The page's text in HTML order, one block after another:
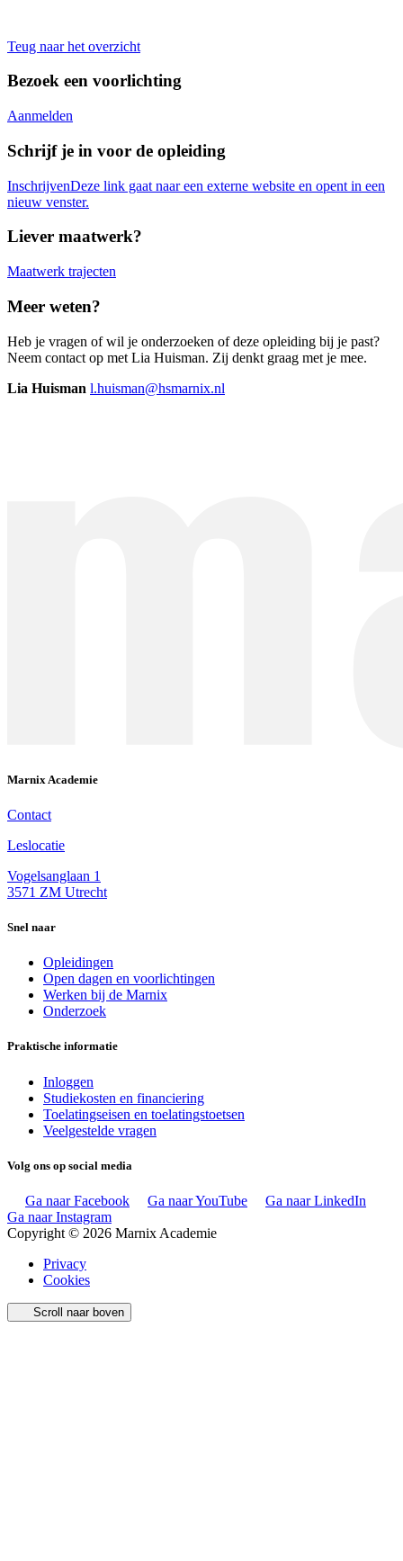
Teug naar het overzicht
Bezoek een voorlichting
Aanmelden
Schrijf je in voor de opleiding
InschrijvenDeze link gaat naar een externe website en opent in een
nieuw venster.
Liever maatwerk?
Maatwerk trajecten
Meer weten?
Heb je vragen of wil je onderzoeken of deze opleiding bij je past?
Neem contact op met Lia Huisman. Zij denkt graag met je mee.
Lia Huisman l.huisman@hsmarnix.nl
Marnix Academie
Contact
Leslocatie
Vogelsanglaan 1
3571 ZM Utrecht
Snel naar
Opleidingen
Open dagen en voorlichtingen
Werken bij de Marnix
Onderzoek
Praktische informatie
Inloggen
Studiekosten en financiering
Toelatingseisen en toelatingstoetsen
Veelgestelde vragen
Volg ons op social media
Ga naar Facebook Ga naar YouTube
Ga naar LinkedIn
Ga naar Instagram
Copyright © 2026 Marnix Academie
Privacy
Cookies
Scroll naar boven